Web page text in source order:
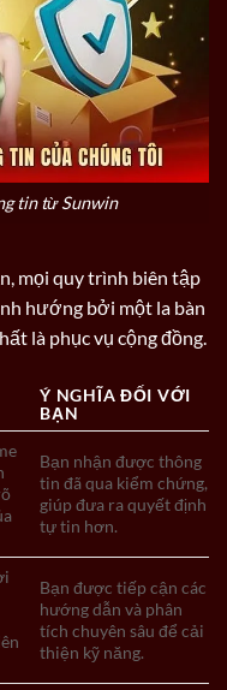
tin từ Sunwin
mọi quy trình biên tập
hướng bởi một la bàn
là phục vụ cộng đồng.
Ý NGHĨA ĐỐI VỚI
BẠN
Bạn nhận được thông
tin đã qua kiểm chứng,
giúp đưa ra quyết định
tự tin hơn.
Bạn được tiếp cận các
hướng dẫn và phân
tích chuyên sâu để cải
thiện kỹ năng.